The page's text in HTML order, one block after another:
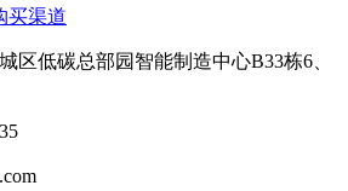
买渠道
区低碳总部园智能制造中心B33栋6、